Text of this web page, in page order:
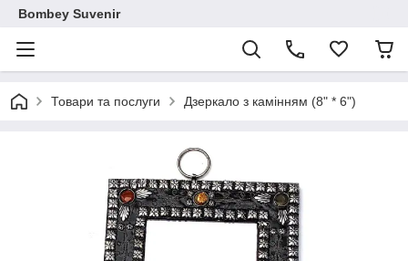
Bombey Suvenir
Товари та послуги Дзеркало з камінням (8" * 6")